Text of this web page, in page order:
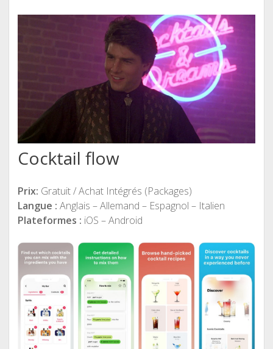
Cocktail flow
Prix: Gratuit / Achat Intégrés (Packages)
Langue : Anglais – Allemand – Espagnol – Italien
Plateformes : iOS – Android